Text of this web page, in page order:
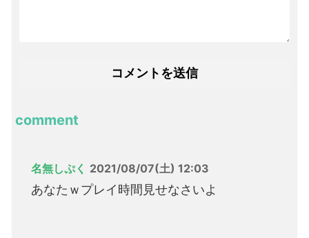
comment
名無しぷく 2021/08/07(土) 12:03
あなたｗプレイ時間見せなさいよ